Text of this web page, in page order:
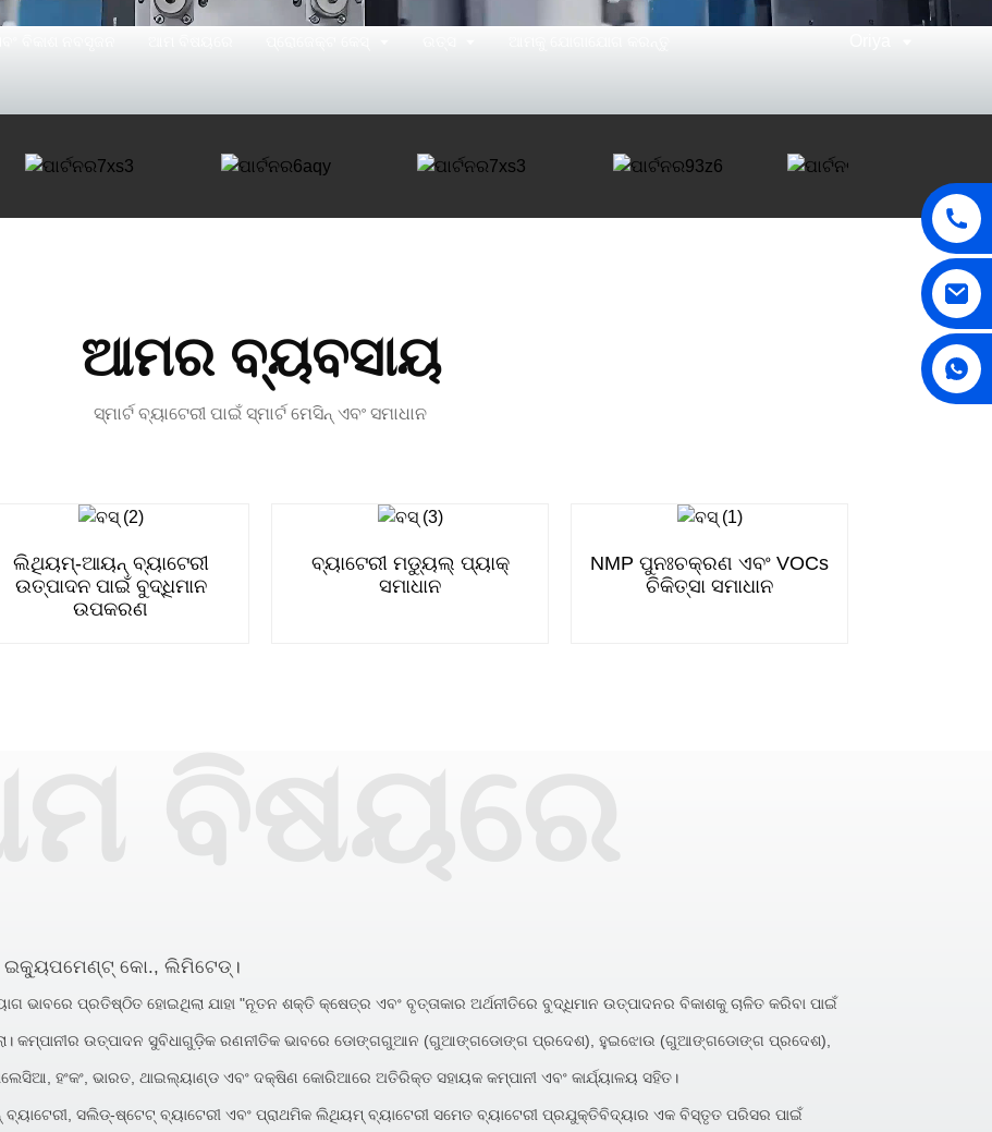
ଆମର ବ୍ୟବସାୟ
ସ୍ମାର୍ଟ ବ୍ୟାଟେରୀ ପାଇଁ ସ୍ମାର୍ଟ ମେସିନ୍ ଏବଂ ସମାଧାନ
ଲିଥିୟମ୍-ଆୟନ୍ ବ୍ୟାଟେରୀ
ଉତ୍ପାଦନ ପାଇଁ ବୁଦ୍ଧିମାନ
ଉପକରଣ
ବ୍ୟାଟେରୀ ମଡ୍ୟୁଲ୍ ପ୍ୟାକ୍
ସମାଧାନ
NMP ପୁନଃଚକ୍ରଣ ଏବଂ VOCs
ଚିକିତ୍ସା ସମାଧାନ
ବିଷୟରେ
କୋ., ଲିମିଟେଡ୍।
ପ୍ରତିଷ୍ଠିତ ହୋଇଥିଲା ଯାହା "ନୂତନ ଶକ୍ତି କ୍ଷେତ୍ର ଏବଂ ବୃତ୍ତାକାର ଅର୍ଥନୀତିରେ ବୁଦ୍ଧିମାନ ଉତ୍ପାଦନର ବିକାଶକୁ ଚାଳିତ କରିବା ପାଇଁ
କମ୍ପାନୀର ଉତ୍ପାଦନ ସୁବିଧାଗୁଡ଼ିକ ରଣନୀତିକ ଭାବରେ ଡୋଙ୍ଗଗୁଆନ (ଗୁଆଙ୍ଗଡୋଙ୍ଗ ପ୍ରଦେଶ), ହୁଇଝୋଉ (ଗୁଆଙ୍ଗଡୋଙ୍ଗ ପ୍ରଦେଶ),
ହଂକଂ, ଭାରତ, ଥାଇଲ୍ୟାଣ୍ଡ ଏବଂ ଦକ୍ଷିଣ କୋରିଆରେ ଅତିରିକ୍ତ ସହାୟକ କମ୍ପାନୀ ଏବଂ କାର୍ଯ୍ୟାଳୟ ସହିତ।
ସଲିଡ୍-ଷ୍ଟେଟ୍ ବ୍ୟାଟେରୀ ଏବଂ ପ୍ରାଥମିକ ଲିଥିୟମ୍ ବ୍ୟାଟେରୀ ସମେତ ବ୍ୟାଟେରୀ ପ୍ରଯୁକ୍ତିବିଦ୍ୟାର ଏକ ବିସ୍ତୃତ ପରିସର ପାଇଁ